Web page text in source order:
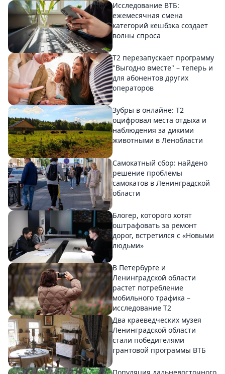
Исследование ВТБ:
ежемесячная смена
категорий кешбэка создает
волны спроса
Т2 перезапускает программу
"Выгодно вместе" – теперь и
для абонентов других
операторов
Зубры в онлайне: Т2
оцифровал места отдыха и
наблюдения за дикими
животными в Ленобласти
Самокатный сбор: найдено
решение проблемы
самокатов в Ленинградской
области
Блогер, которого хотят
оштрафовать за ремонт
дорог, встретился с «Новыми
людьми»
В Петербурге и
Ленинградской области
растет потребление
мобильного трафика –
исследование T2
Два краеведческих музея
Ленинградской области
стали победителями
грантовой программы ВТБ